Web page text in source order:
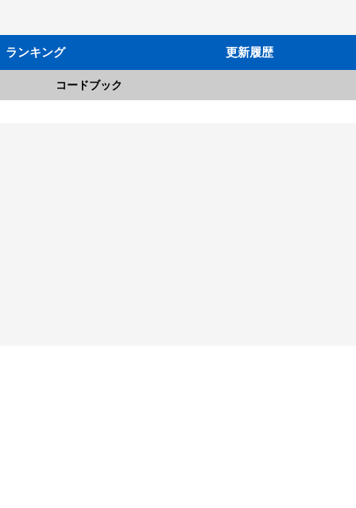
ランキング 更新履歴
コードブック